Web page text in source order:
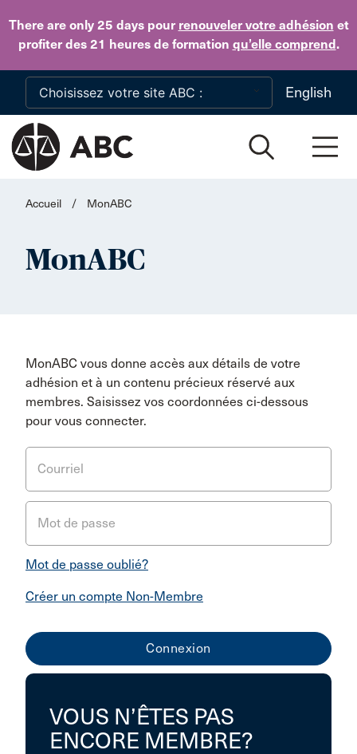
There are only 25 dayspour renouveler votre adhésion et
profiter des 21 heures de formation qu’elle comprend.
Skip to main content
English
Accueil / MonABC
MonABC
MonABC vous donne accès aux détails de votre
adhésion et à un contenu précieux réservé aux
membres. Saisissez vos coordonnées ci-dessous
pour vous connecter.
Courriel
Mot de passe
Mot de passe oublié?
Créer un compte Non-Membre
VOUS N’ÊTES PAS
ENCORE MEMBRE?